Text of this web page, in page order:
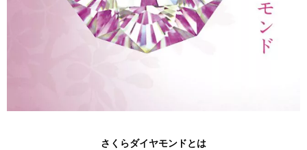
さくらダイヤモンドとは